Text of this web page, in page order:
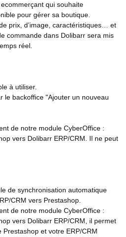
qui souhaite
pour gérer sa boutique.
prix, d’image, caractéristiques… et
commande dans Dolibarr sera mis
réel.
à utiliser.
le backoffice "Ajouter un nouveau
de notre module CyberOffice :
vers Dolibarr ERP/CRM. Il ne peut
de synchronisation automatique
CRM vers Prestashop.
de notre module CyberOffice :
vers Dolibarr ERP/CRM, il permet
Prestashop et votre ERP/CRM